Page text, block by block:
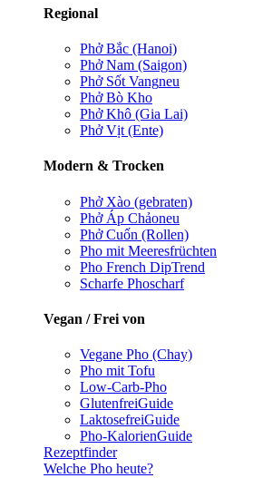
Regional
Phở Bắc (Hanoi)
Phở Nam (Saigon)
Phở Sốt Vangneu
Phở Bò Kho
Phở Khô (Gia Lai)
Phở Vịt (Ente)
Modern & Trocken
Phở Xào (gebraten)
Phở Áp Chảoneu
Phở Cuốn (Rollen)
Pho mit Meeresfrüchten
Pho French DipTrend
Scharfe Phoscharf
Vegan / Frei von
Vegane Pho (Chay)
Pho mit Tofu
Low-Carb-Pho
GlutenfreiGuide
LaktosefreiGuide
Pho-KalorienGuide
Rezeptfinder
Welche Pho heute?